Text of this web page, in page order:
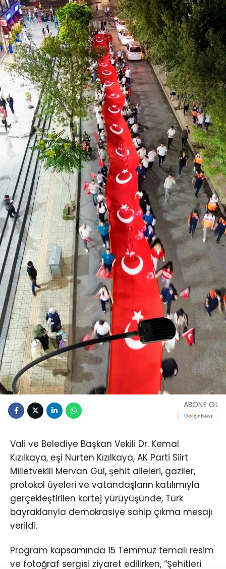
ABONE OL
Vali ve Belediye Başkan Vekili Dr. Kemal
Kızılkaya, eşi Nurten Kızılkaya, AK Parti Siirt
Milletvekili Mervan Gül, şehit aileleri, gaziler,
protokol üyeleri ve vatandaşların katılımıyla
gerçekleştirilen kortej yürüyüşünde, Türk
bayraklarıyla demokrasiye sahip çıkma mesajı
verildi.
Program kapsamında 15 Temmuz temalı resim
ve fotoğraf sergisi ziyaret edilirken, “Şehitleri